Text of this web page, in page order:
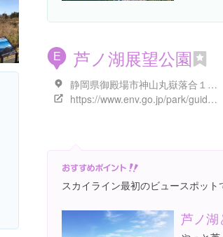
E 芦ノ湖展望公園
静岡県御殿場市神山丸嶽落合１９２０-９
https://www.env.go.jp/park/guide/hakone/facilities/ashinoko/13.html
スカイライン最初のビュースポット
芦ノ湖